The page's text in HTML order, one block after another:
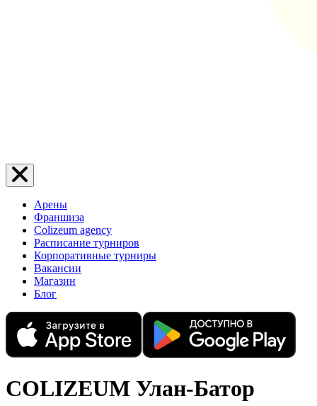
Арены
Франшиза
Colizeum agency
Расписание турниров
Корпоративные турниры
Вакансии
Магазин
Блог
COLIZEUM Улан-Батор